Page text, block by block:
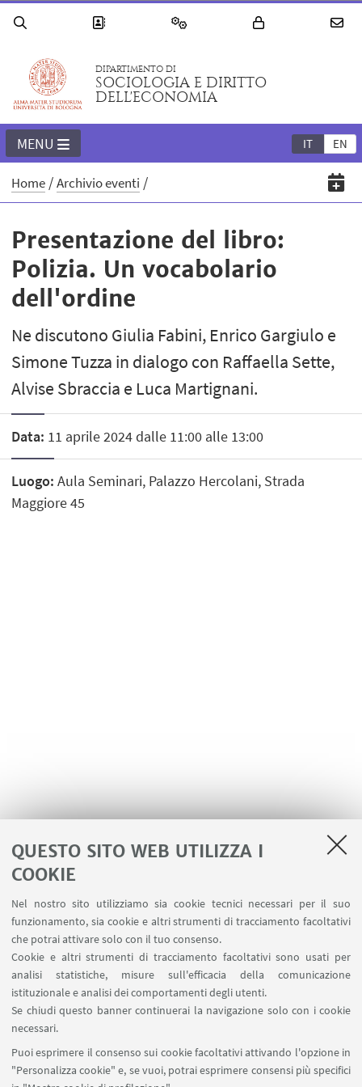
QUESTO SITO WEB UTILIZZA I
COOKIE
Nel nostro sito utilizziamo sia cookie tecnici necessari per il suo
funzionamento, sia cookie e altri strumenti di tracciamento facoltativi
che potrai attivare solo con il tuo consenso.
Cookie e altri strumenti di tracciamento facoltativi sono usati per
analisi statistiche, misure sull'efficacia della comunicazione
istituzionale e analisi dei comportamenti degli utenti.
Se chiudi questo banner continuerai la navigazione solo con i cookie
necessari.
Puoi esprimere il consenso sui cookie facoltativi attivando l'opzione in
"Personalizza cookie" e, se vuoi, potrai esprimere consensi più specifici
DIPARTIMENTO DI
SOCIOLOGIA E DIRITTO
DELL'ECONOMIA
IT EN
MENU
Home Archivio eventi
Presentazione del libro:
Polizia. Un vocabolario
dell'ordine
Ne discutono Giulia Fabini, Enrico Gargiulo e
Simone Tuzza in dialogo con Raffaella Sette,
Alvise Sbraccia e Luca Martignani.
Data: 11 aprile 2024 dalle 11:00 alle 13:00
Luogo: Aula Seminari, Palazzo Hercolani, Strada
Maggiore 45
Contatti
Area riservata
SEGUI IL DIPARTIMENTO SU:
SEGUI UNIBO SU: